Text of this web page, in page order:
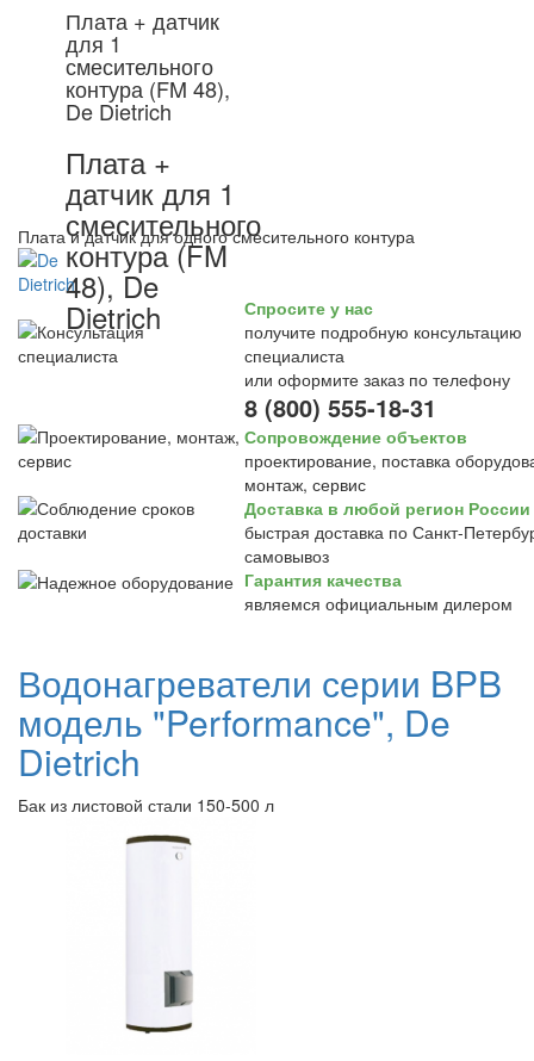
Плата + датчик
для 1
смесительного
контура (FM 48),
De Dietrich
Плата +
датчик для 1
смесительного
контура (FM
48), De
Dietrich
Плата и датчик для одного смесительного контура
Спросите у нас
получите подробную консультацию
специалиста
или оформите заказ по телефону
8 (800) 555-18-31
Сопровождение объектов
проектирование, поставка
монтаж, сервис
Доставка в любой регион России
быстрая доставка по Санкт-
самовывоз
Гарантия качества
являемся официальным дилером
Водонагреватели серии BPB
модель "Performance", De
Dietrich
Бак из листовой стали 150-500 л